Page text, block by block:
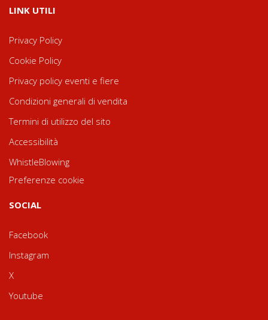
LINK UTILI
Privacy Policy
Cookie Policy
Privacy policy eventi e fiere
Condizioni generali di vendita
Termini di utilizzo del sito
Accessibilità
WhistleBlowing
Preferenze cookie
SOCIAL
Facebook
Instagram
X
Youtube